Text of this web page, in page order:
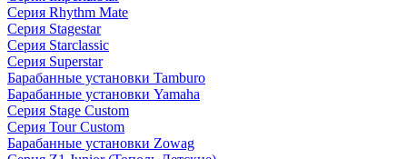
Серия Rhythm Mate
Серия Stagestar
Серия Starclassic
Серия Superstar
Барабанные установки Tamburo
Барабанные установки Yamaha
Серия Stage Custom
Серия Tour Custom
Барабанные установки Zowag